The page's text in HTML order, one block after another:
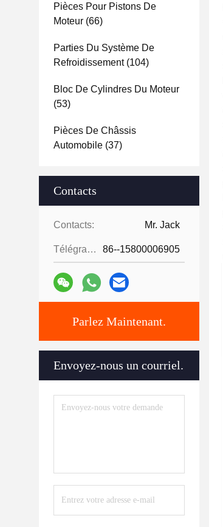
Pièces Pour Pistons De
Moteur (66)
Parties Du Système De
Refroidissement(104)
Bloc De Cylindres Du Moteur
(53)
Pièces De Châssis
Automobile (37)
Contacts
Contacts: Mr. Jack
Télégramme: 86--15800006905
Parlez Maintenant.
Envoyez-nous un courriel.